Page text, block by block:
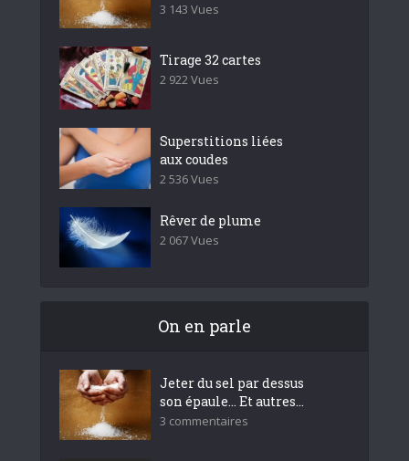
3 143 Vues
Tirage 32 cartes
2 922 Vues
Superstitions liées
aux coudes
2 536 Vues
Rêver de plume
2 067 Vues
On en parle
Jeter du sel par dessus
son épaule… Et autres...
3 commentaires